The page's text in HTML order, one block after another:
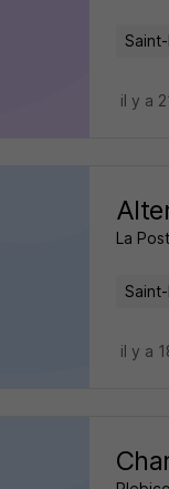
il y a
La
il y a